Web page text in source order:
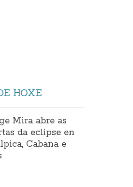
HOXE
Mira abre as
da eclipse en
Cabana e